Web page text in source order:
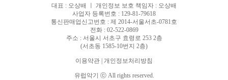
대표 : 오상배 ㅣ 개인정보 보호 책임자 : 오상배
사업자 등록번호 : 129-81-79618
통신판매업신고번호 : 제 2014-서울서초-0781호
전화 : 02-522-0869
주소 : 서울시 서초구 효령로 253 2층
(서초동 1585-10번지 2층)
이용약관 개인정보처리방침
유럽악기 ⓒ All rights reserved.